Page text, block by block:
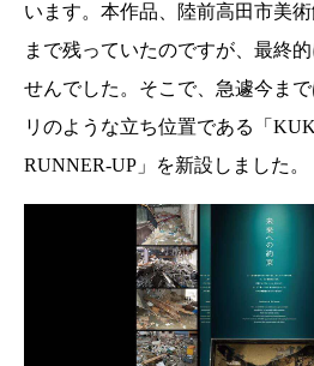
います。本作品、陸前高田市美
まで残っていたのですが、最終
せんでした。そこで、急遽今ま
リのような立ち位置である「
RUNNER-UP」を新設しました。